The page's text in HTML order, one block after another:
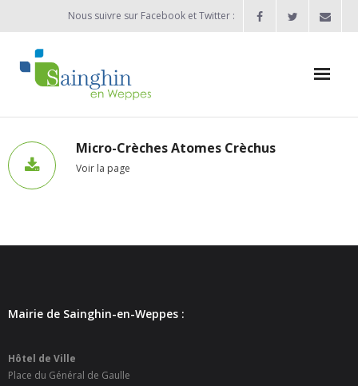
Nous suivre sur Facebook et Twitter :
Agenda
- Vie scolaire
- - Ecole Yann Arthus-Bertrand
Micro-Crèches Atomes Crèchus
Voir la page
Mairie de Sainghin-en-Weppes :
Hôtel de Ville
Place du Général de Gaulle